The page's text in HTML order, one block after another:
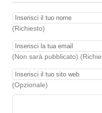
(Richiesto)
(Non sarà pubblicato)
(Opzionale)